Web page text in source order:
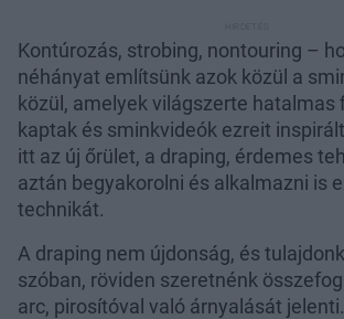
Kontúrozás, strobing, nontouring –
néhányat említsünk azok közül a
közül, amelyek világszerte hatalmas
kaptak és sminkvideók ezreit
itt az új őrület, a draping, érdemes
aztán begyakorolni és alkalmazni is
technikát.
A draping nem újdonság, és
szóban, röviden szeretnénk
arc, pirosítóval való árnyalását